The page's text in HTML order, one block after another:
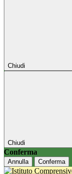
Chiudi
Chiudi
Conferma
Annulla Conferma